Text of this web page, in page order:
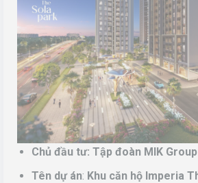
Chủ đầu tư: Tập đoàn MIK Group
Tên dự án: Khu căn hộ Imperia